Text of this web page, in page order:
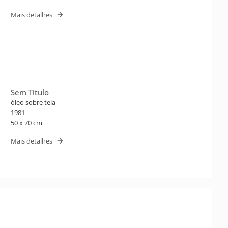
Mais detalhes
Sem Título
óleo sobre tela
1981
50 x 70 cm
Mais detalhes